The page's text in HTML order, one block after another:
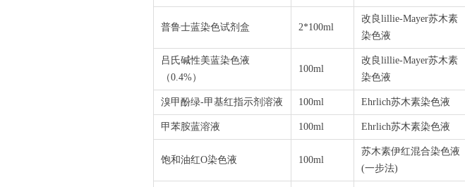
普鲁士蓝染色试剂盒 2*100ml
改良lillie-Mayer苏木素
染色液
吕氏碱性美蓝染色液
（0.4%）
100ml
改良lillie-Mayer苏木素
染色液
溴甲酚绿-甲基红指示剂溶液 100ml Ehrlich苏木素染色液
甲苯胺蓝溶液 100ml Ehrlich苏木素染色液
饱和油红O染色液 100ml
苏木素伊红混合染色液
(一步法)